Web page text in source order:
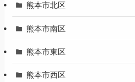
熊本市北区
熊本市南区
熊本市東区
熊本市西区